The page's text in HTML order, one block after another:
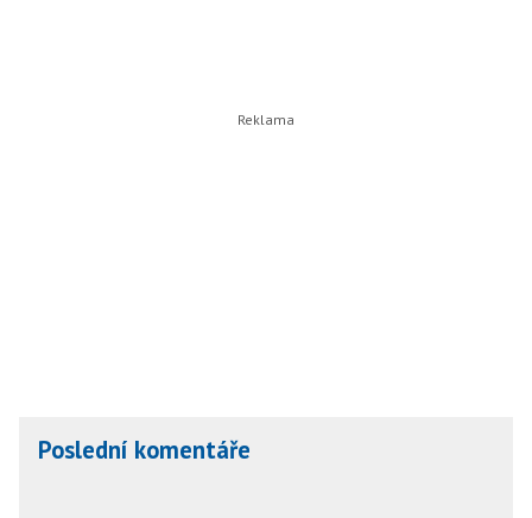
Poslední komentáře